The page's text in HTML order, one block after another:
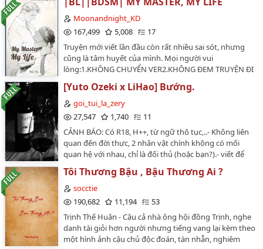
tự dịch để chuyển ver.…
một ngôi nhà hoang, Doãn Bạch lại vô tình có được
chồng quỷ. Cậu rơi vào cái bẫy do hắn đặt ra, ngoan
ngoãn dâng hiến cơ thể cho hắn, trở thành vợ nhỏ của
của tôi!…
Moonandnight_KD
167,499
5,008
17
Truyện mới viết lần đầu còn rất nhiều sai sót, nhưng
cũng là tâm huyết của mình. Mọi người vui
lòng:1.KHÔNG CHUYỂN VER2.KHÔNG ĐEM TRUYỆN ĐI
NHẬN LÀCỦA RIÊNG.Pairing: Thiên Phong x Nhật Mộ
Hiểu Tác giả: Mễ Mễ Truyện mang đầy yếu tố SM, thụ
thuộc dạng tâm lí bị đánh vỡ hoàn toàn, sẵn sàng làm
nhiên quý dzị có thể yên tâm vì truyện chỉ xoay quanh
đôi chính, không có kẻ thứ ba người thứ tư anh thứ
năm gì hết 🥺 _Mễ Mễ_(Truyện chỉ đăng trên Wattpad
@Moonandnight_KD)…
[Yuto Ozeki x LiHao] Bướng.
goi_tui_la_zery
27,547
1,740
11
CẢNH BÁO: Có R18, H++, từ ngữ thô tục,..- Không liên
quan đến đời thực, 2 nhân vật chính không có mối
quan hệ với nhau, chỉ là đối thủ (hoặc bạn?).- viết để
nhau mà sống đi, bông tuyết cứ việc vùng vẫy, trời trở
lạnh nên cũng không tránh khỏi việc xuất hiện bông
tuyết.KHÔNG THÍCH THÌ GET OUT…
Tôi Thương Bậu , Bậu Thương Ai ?
socctie
190,682
11,194
53
Trịnh Thế Huân - Cậu cả nhà ông hội đồng Trịnh, nghe
danh tài giỏi hơn người nhưng tiếng vang lại kèm theo
một hình ảnh cậu chủ độc đoán, tàn nhẫn, nghiêm